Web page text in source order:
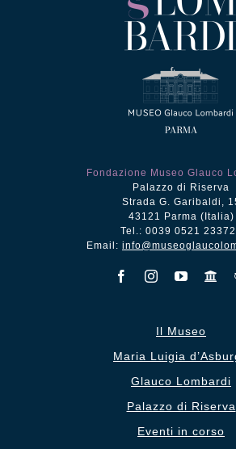
Fondazione Museo Glauco
Palazzo di Riserva
Strada G. Garibaldi,
43121 Parma (Italia)
Tel.: 0039 0521
Email:
Il Museo
Maria Luigia
Glauco Lombardi
Palazzo di Riserva
Eventi in corso